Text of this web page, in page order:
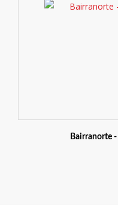
Bairranorte